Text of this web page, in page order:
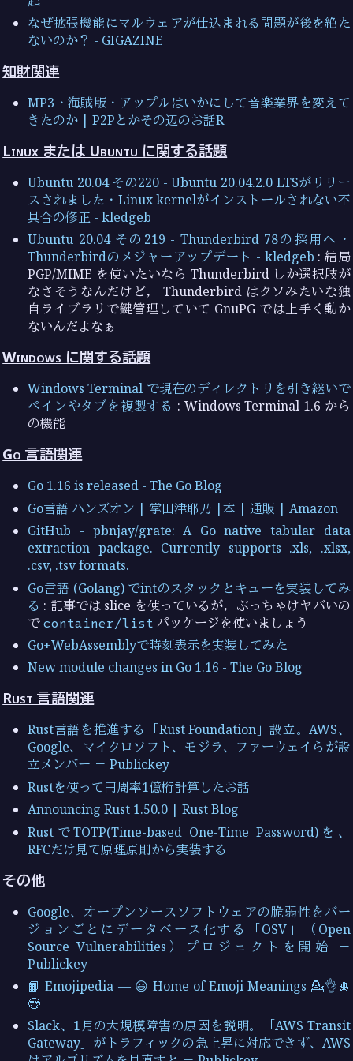
なぜ拡張機能にマルウェアが仕込まれる問題が後を絶た
ないのか？ - GIGAZINE
知財関連
MP3・海賊版・アップルはいかにして音楽業界を変えて
きたのか | P2Pとかその辺のお話R
Linux または Ubuntu に関する話題
Ubuntu 20.04 その220 - Ubuntu 20.04.2.0 LTSがリリー
スされました・Linux kernelがインストールされない不
具合の修正 - kledgeb
Ubuntu 20.04 その219 - Thunderbird 78の採用へ・
Thunderbirdのメジャーアップデート - kledgeb : 結局
PGP/MIME を使いたいなら Thunderbird しか選択肢が
なさそうなんだけど， Thunderbird はクソみたいな独
自ライブラリで鍵管理していて GnuPG では上手く動か
ないんだよなぁ
Windows に関する話題
Windows Terminal で現在のディレクトリを引き継いで
ペインやタブを複製する : Windows Terminal 1.6 から
の機能
Go 言語関連
Go 1.16 is released - The Go Blog
Go言語 ハンズオン | 掌田津耶乃 |本 | 通販 | Amazon
GitHub - pbnjay/grate: A Go native tabular data
extraction package. Currently supports .xls, .xlsx,
.csv, .tsv formats.
Go言語 (Golang) でintのスタックとキューを実装してみ
る : 記事では slice を使っているが，ぶっちゃけヤバいの
でcontainer/list パッケージを使いましょう
Go+WebAssemblyで時刻表示を実装してみた
New module changes in Go 1.16 - The Go Blog
Rust 言語関連
Rust言語を推進する「Rust Foundation」設立。AWS、
Google、マイクロソフト、モジラ、ファーウェイらが設
立メンバー － Publickey
Rustを使って円周率1億桁計算したお話
Announcing Rust 1.50.0 | Rust Blog
RustでTOTP(Time-based One-Time Password)を、
RFCだけ見て原理原則から実装する
その他
Google、オープンソースソフトウェアの脆弱性をバー
ジョンごとにデータベース化する「OSV」（Open
Source Vulnerabilities）プロジェクトを開始 －
Publickey
📙 Emojipedia — 😃 Home of Emoji Meanings 💁👌🎍
😍
Slack、1月の大規模障害の原因を説明。「AWS Transit
Gateway」がトラフィックの急上昇に対応できず、AWS